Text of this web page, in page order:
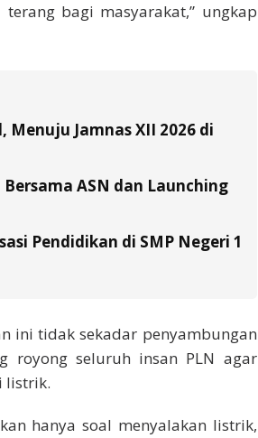
bagi masyarakat,” ungkap
Menuju Jamnas XII 2026 di
ASN dan Launching
Pendidikan di SMP Negeri 1
ini tidak sekadar penyambungan
royong seluruh insan PLN agar
listrik.
hanya soal menyalakan listrik,